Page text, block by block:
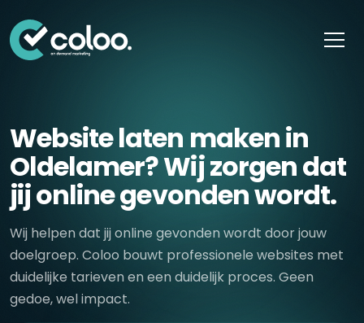
Website laten maken in
Oldelamer? Wij zorgen dat
jij online gevonden wordt.
Wij helpen dat jij online gevonden wordt door jouw
doelgroep. Coloo bouwt professionele websites met
duidelijke tarieven en een duidelijk proces. Geen
gedoe, wel impact.